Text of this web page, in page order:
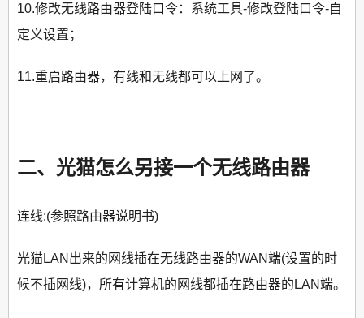
10.修改无线路由器登陆口令：系统工具-修改登陆口令-自
定义设置；
11.重启路由器，有线和无线都可以上网了。
二、光猫怎么另接一个无线路由器
连线:(参照路由器说明书)
光猫LAN出来的网线插在无线路由器的WAN端(设置的时
候不插网线)，所有计算机的网线都插在路由器的LAN端。